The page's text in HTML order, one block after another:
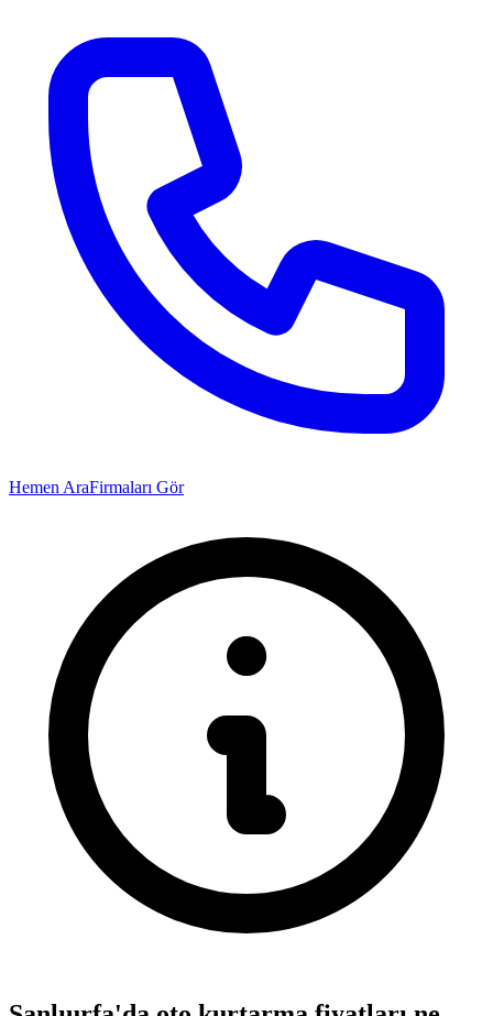
Hemen AraFirmaları Gör